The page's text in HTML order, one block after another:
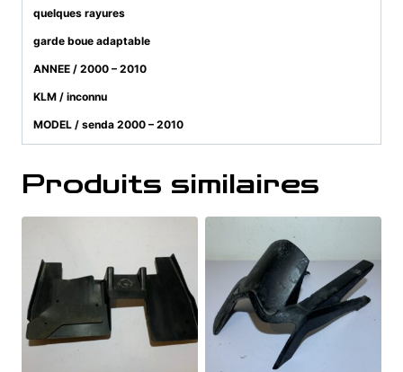
quelques rayures
garde boue adaptable
ANNEE / 2000 – 2010
KLM / inconnu
MODEL / senda 2000 – 2010
Produits similaires